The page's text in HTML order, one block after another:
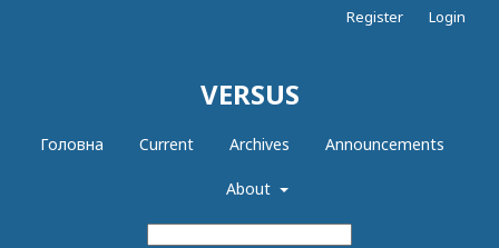
VERSUS
Головна Current Archives Announcements
About
Register Login